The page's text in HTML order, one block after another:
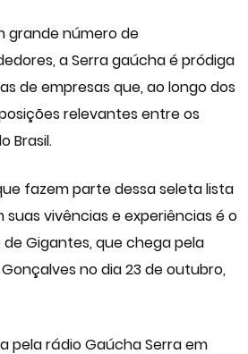
grande número de
a Serra gaúcha é pródiga
de empresas que, ao longo dos
relevantes entre os
Brasil.
fazem parte dessa seleta lista
vivências e experiências é o
Gigantes, que chega pela
no dia 23 de outubro,
pela rádio Gaúcha Serra em